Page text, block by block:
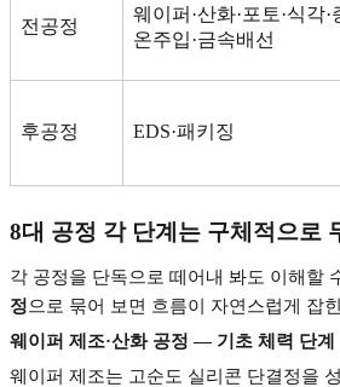
전공정
웨이퍼 ·산화·포토·식각·
온주입·금속배선
후공정 EDS·패키징
8대 공정 각 단계는 구체적으로
각 공정을 단독으로 떼어내 봐도 이해할
정으로 묶어 보면 흐름이 자연스럽게 잡
웨이퍼 제조·산화 공정 — 기초 체력 단계
웨이퍼 제조는 고순도 실리콘 단결정을